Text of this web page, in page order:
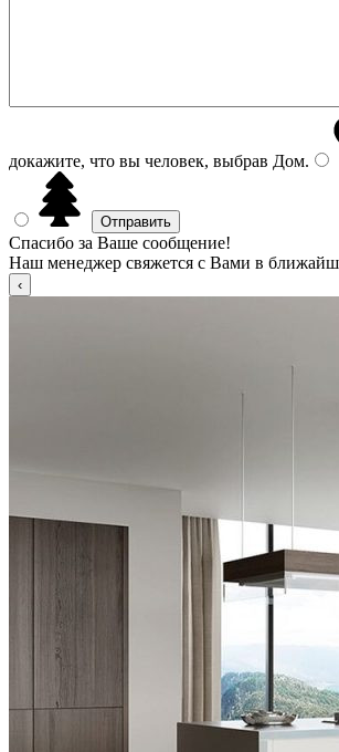
докажите, что вы человек, выбрав Дом.
Спасибо за Ваше сообщение!
Наш менеджер свяжется с Вами в